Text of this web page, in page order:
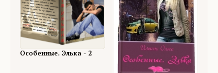
Особенные. Элька - 2